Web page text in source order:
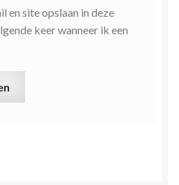
en site opslaan in deze
keer wanneer ik een